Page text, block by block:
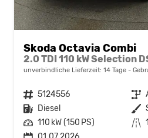
Skoda Octavia Combi
unverbindliche Lieferzeit: 14 Tage
Fahrzeugnr. 5124556 Getriebe
Kraftstoff Diesel Außenfarbe
Leistung 110 kW (150 PS) Kilometerstand